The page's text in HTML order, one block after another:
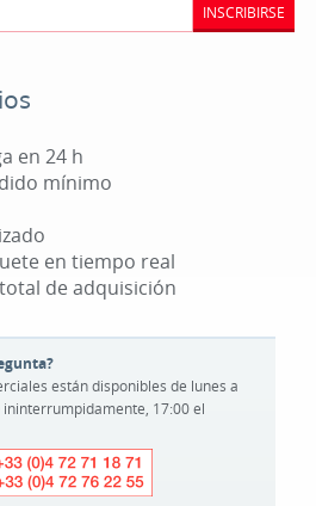
INSCRIBIRSE
en 24 h
mínimo
en tiempo real
de adquisición
están disponibles de lunes a
17:00 el